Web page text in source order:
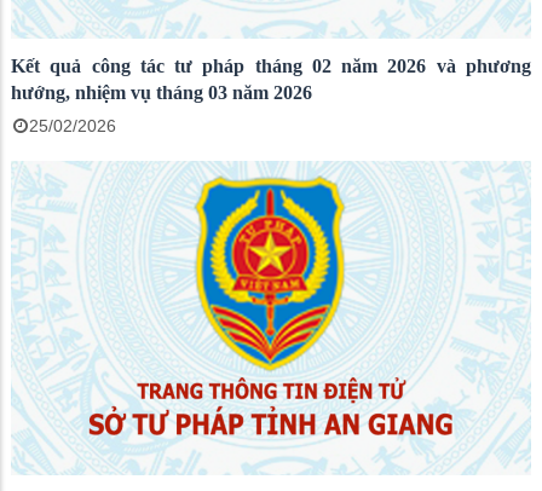
Kết quả công tác tư pháp tháng 02 năm 2026 và phương
hướng, nhiệm vụ tháng 03 năm 2026
25/02/2026